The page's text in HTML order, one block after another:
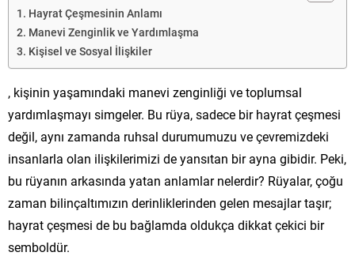
Hayrat Çeşmesinin Anlamı
Manevi Zenginlik ve Yardımlaşma
Kişisel ve Sosyal İlişkiler
, kişinin yaşamındaki manevi zenginliği ve toplumsal
yardımlaşmayı simgeler. Bu rüya, sadece bir hayrat çeşmesi
değil, aynı zamanda ruhsal durumumuzu ve çevremizdeki
insanlarla olan ilişkilerimizi de yansıtan bir ayna gibidir. Peki,
bu rüyanın arkasında yatan anlamlar nelerdir? Rüyalar, çoğu
zaman bilinçaltımızın derinliklerinden gelen mesajlar taşır;
hayrat çeşmesi de bu bağlamda oldukça dikkat çekici bir
semboldür.